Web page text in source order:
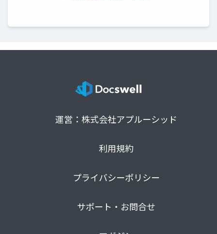
運営：株式会社アプルーシッド
利用規約
プライバシーポリシー
サポート・お問合せ